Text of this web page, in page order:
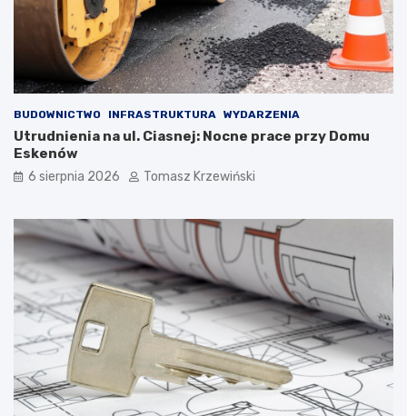
BUDOWNICTWO INFRASTRUKTURA WYDARZENIA
Utrudnienia na ul. Ciasnej: Nocne prace przy Domu
Eskenów
6 sierpnia 2026 Tomasz Krzewiński